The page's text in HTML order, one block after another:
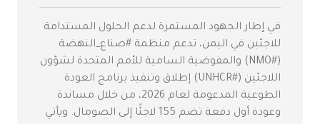
في إطار الجهود المستمرة لدعم الحلول المستدامة
للاجئين في اليمن، تدعم منظمة #صناع_النهضة
(#NMO) والمفوضية السامية للأمم المتحدة لشؤون
اللاجئين (#UNHCR) إطلاق وتنفيذ برنامج العودة
الطوعية المدعومة لعام 2026، من خلال مساندة
وعودة أول دفعة تضم 155 لاجئًا إلى الصومال. ويأتي